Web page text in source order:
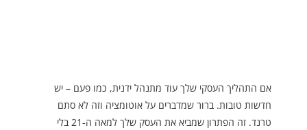
אם התהליך העסקי שלך עוד מתנהל ידנית, כמו פעם – יש
חדשות טובות. ברור שמדברים על אוטומציה וזה לא סתם
טרנד. זה הפתרון שמביא את העסק שלך למאה ה-21 בלי